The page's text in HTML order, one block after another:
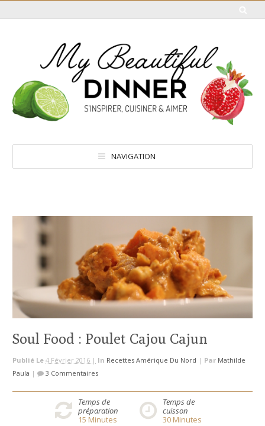
NAVIGATION
Soul Food : Poulet Cajou Cajun
Publié Le 4 Février 2016 | In Recettes Amérique Du Nord | Par Mathilde
Paula | 3 Commentaires
Temps de
préparation
15 Minutes
Temps de
cuisson
30Minutes